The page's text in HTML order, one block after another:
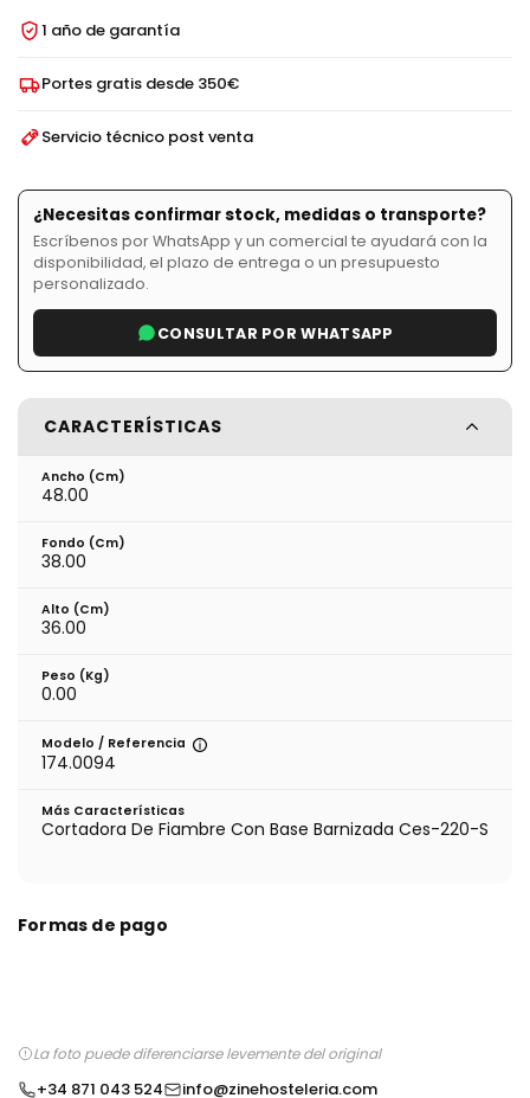
1 año de garantía
Portes gratis desde 350€
Servicio técnico post venta
¿Necesitas confirmar stock, medidas o transporte?
Escríbenos por WhatsApp y un comercial te ayudará con la
disponibilidad, el plazo de entrega o un presupuesto
personalizado.
CONSULTAR POR WHATSAPP
CARACTERÍSTICAS
Ancho (cm)
48.00
Fondo (cm)
38.00
Alto (cm)
36.00
Peso (kg)
0.00
Modelo / Referencia
174.0094
Más Características
Cortadora De Fiambre Con Base Barnizada Ces-220-S
Formas de pago
La foto puede diferenciarse levemente del original
+34 871 043 524 info@zinehosteleria.com